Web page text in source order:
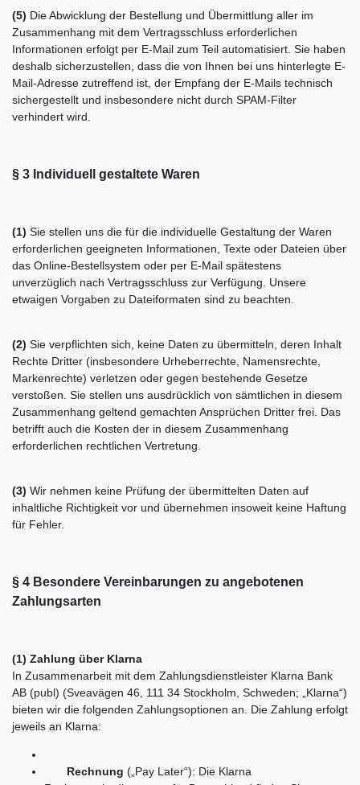
(5) Die Abwicklung der Bestellung und Übermittlung aller im
Zusammenhang mit dem Vertragsschluss erforderlichen
Informationen erfolgt per E-Mail zum Teil automatisiert. Sie haben
deshalb sicherzustellen, dass die von Ihnen bei uns hinterlegte E-
Mail-Adresse zutreffend ist, der Empfang der E-Mails technisch
sichergestellt und insbesondere nicht durch SPAM-Filter
verhindert wird.
§ 3 Individuell gestaltete Waren
(1) Sie stellen uns die für die individuelle Gestaltung der Waren
erforderlichen geeigneten Informationen, Texte oder Dateien über
das Online-Bestellsystem oder per E-Mail spätestens
unverzüglich nach Vertragsschluss zur Verfügung. Unsere
etwaigen Vorgaben zu Dateiformaten sind zu beachten.
(2) Sie verpflichten sich, keine Daten zu übermitteln, deren Inhalt
Rechte Dritter (insbesondere Urheberrechte, Namensrechte,
Markenrechte) verletzen oder gegen bestehende Gesetze
verstoßen. Sie stellen uns ausdrücklich von sämtlichen in diesem
Zusammenhang geltend gemachten Ansprüchen Dritter frei. Das
betrifft auch die Kosten der in diesem Zusammenhang
erforderlichen rechtlichen Vertretung.
(3) Wir nehmen keine Prüfung der übermittelten Daten auf
inhaltliche Richtigkeit vor und übernehmen insoweit keine Haftung
für Fehler.
§ 4 Besondere Vereinbarungen zu angebotenen
Zahlungsarten
(1) Zahlung über Klarna
In Zusammenarbeit mit dem Zahlungsdienstleister Klarna Bank
AB (publ) (Sveavägen 46, 111 34 Stockholm, Schweden; „Klarna“)
bieten wir die folgenden Zahlungsoptionen an. Die Zahlung erfolgt
jeweils an Klarna:
Rechnung („Pay Later“): Die Klarna